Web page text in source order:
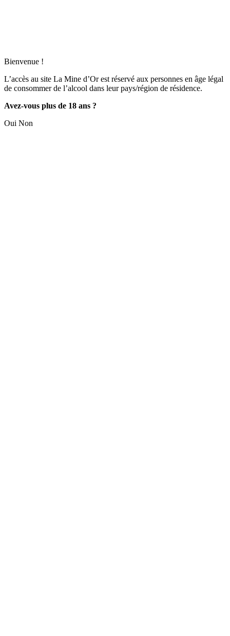
Bienvenue !
L’accès au site La Mine d’Or est réservé aux personnes en âge légal
de consommer de l’alcool dans leur pays/région de résidence.
Avez-vous plus de 18 ans ?
Oui Non